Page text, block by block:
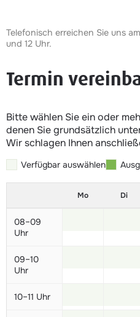
Telefonisch erreichen Sie uns
und 12 Uhr.
Termin
Bitte wählen Sie ein oder
denen Sie grundsätzlich
Wir schlagen Ihnen
Verfügbar auswählen
Mo Di
08–09
Uhr
09–10
Uhr
10–11 Uhr